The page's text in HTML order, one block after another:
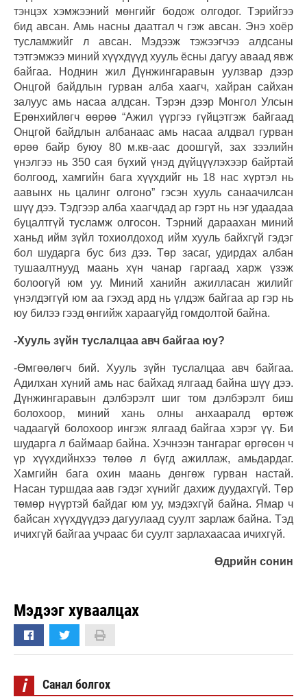
тэнцэх хэмжээний мөнгийг бодож олгодог. Тэрийгээ
бид авсан. Амь насны даатгал ч гэж авсан. Энэ хоёр
тусламжийг л авсан. Мэдээж тэжээгчээ алдсаны
тэтгэмжээ миний хүүхдүүд хууль ёсны дагуу аваад явж
байгаа. Ноднин жил Дүнжингаравын уулзвар дээр
Онцгой байдлын гурван алба хаагч, хайран сайхан
залуус амь насаа алдсан. Тэрэн дээр Монгол Улсын
Ерөнхийлөгч өөрөө “Ажил үүргээ гүйцэтгэж байгаад
Онцгой байдлын албанаас амь насаа алдвал гурван
өрөө байр буюу 80 м.кв-аас доошгүй, зах зээлийн
үнэлгээ нь 350 сая бүхий үнэд дүйцүүлэхээр байртай
болгоод, хамгийн бага хүүхдийг нь 18 нас хүртэл нь
аавынх нь цалинг олгоно” гэсэн хууль санаачилсан
шүү дээ. Тэдгээр алба хаагчдад ар гэрт нь нэг удаадаа
буцалтгүй тусламж олгосон. Тэрний дараахан миний
ханьд ийм зүйл тохиолдоход ийм хууль байхгүй гэдэг
бол шударга бус биз дээ. Төр засаг, удирдах албан
тушаалтнууд маань хүн чанар гаргаад харж үзэж
болоогүй юм уу. Миний ханийн ажилласан жилийг
үнэлдэггүй юм аа гэхэд ард нь үлдэж байгаа ар гэр нь
юу билээ гээд өнгийж хараагүйд гомдолтой байна.
-Хууль зүйн туслалцаа авч байгаа юу?
-Өмгөөлөгч бий. Хууль зүйн туслалцаа авч байгаа.
Адилхан хүний амь нас байхад ялгаад байна шүү дээ.
Дүнжингаравын дэлбэрэлт шиг том дэлбэрэлт биш
болохоор, миний хань олны анхааралд өртөж
чадаагүй болохоор ингэж ялгаад байгаа хэрэг үү. Би
шударга л баймаар байна. Хэчнээн тангараг өргөсөн ч
үр хүүхдийнхээ төлөө л бүгд ажиллаж, амьдардаг.
Хамгийн бага охин маань дөнгөж гурван настай.
Насан туршдаа аав гэдэг хүнийг дахиж дуудахгүй. Төр
төмөр нүүртэй байдаг юм уу, мэдэхгүй байна. Ямар ч
байсан хүүхдүүдээ дагуулаад суулт зарлаж байна. Тэд
ичихгүй байгаа учраас би суулт зарлахаасаа ичихгүй.
Өдрийн сонин
Мэдээг хуваалцах
i Санал болгох